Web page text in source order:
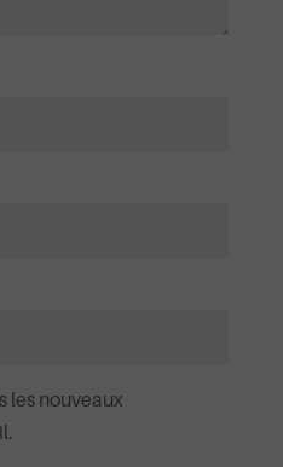
les nouveaux